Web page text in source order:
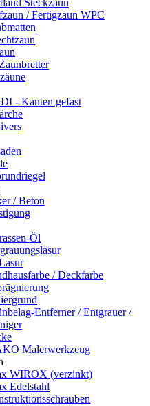
/ Fertigzaun WPC
- Kanten gefast
/ Beton
Öl
/ Deckfarbe
Entferner / Entgrauer /
Malerwerkzeug
WIROX (verzinkt)
Edelstahl